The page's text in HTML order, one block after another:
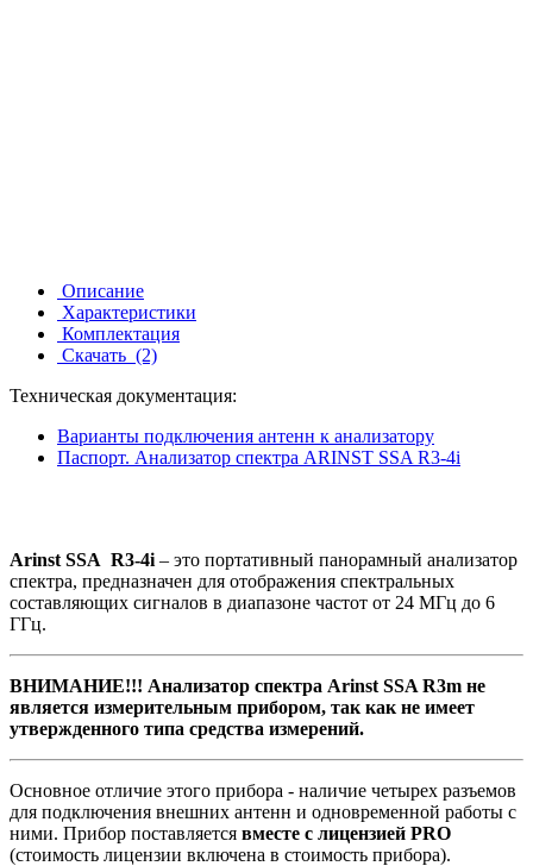
Описание
Характеристики
Комплектация
Скачать (2)
Техническая документация:
Варианты подключения антенн к анализатору
Паспорт. Анализатор спектра ARINST SSA R3-4i
Arinst SSA R3-4i – это портативный панорамный анализатор
спектра, предназначен для отображения спектральных
составляющих сигналов в диапазоне частот от 24 МГц до 6
ГГц.
ВНИМАНИЕ!!! Анализатор спектра Arinst SSA R3m не
является измерительным прибором, так как не имеет
утвержденного типа средства измерений.
Основное отличие этого прибора - наличие четырех разъемов
для подключения внешних антенн и одновременной работы с
ними. Прибор поставляется вместе с лицензией PRO
(стоимость лицензии включена в стоимость прибора).